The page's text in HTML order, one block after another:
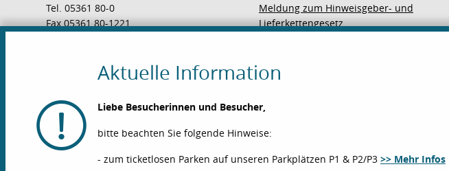
Aktuelle Information
Liebe Besucherinnen und Besucher,
bitte beachten Sie folgende Hinweise:
- zum ticketlosen Parken auf unseren Parkplätzen P1 & P2/P3 >> Mehr Infos
Tel. 05361 80-0
Fax 05361 80-1221
Wegweiser
So finden Sie zu uns
Ihre Meinung ist uns wichtig
Meldung zum Hinweisgeber- und
Lieferkettengesetz